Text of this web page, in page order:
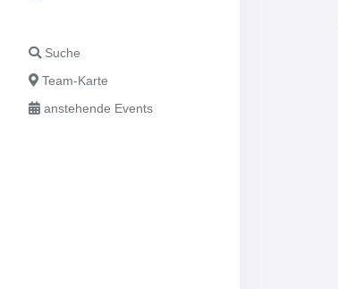
Suche
Team-Karte
anstehende Events